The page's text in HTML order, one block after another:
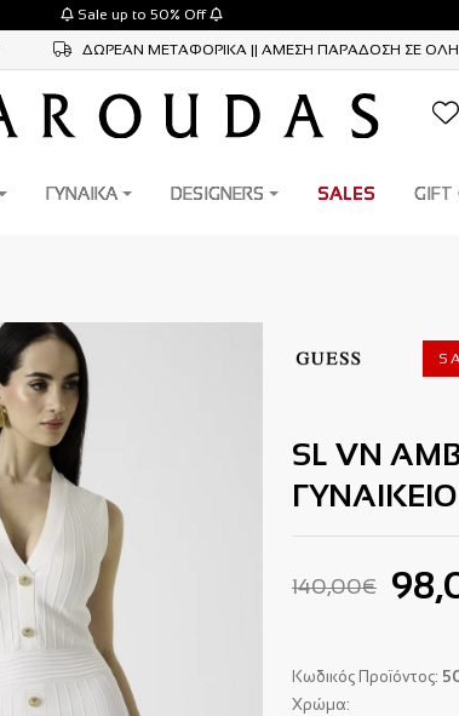
Sale up to 50% Off
ΔΩΡΕAΝ ΜΕΤΑΦΟΡΙΚA || ΑΜΕΣΗ ΠΑΡΑΔΟΣΗ ΣΕ
ΓΥΝΑΙΚΑ DESIGNERS SALES GIFT
SL VN
ΓΥΝΑΙΚΕΙΟ
140,00€
Κωδικός Προϊόντος:
Χρώμα: